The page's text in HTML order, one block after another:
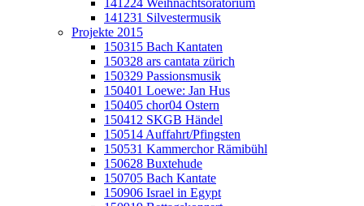
141224 Weihnachtsoratorium
141231 Silvestermusik
Projekte 2015
150315 Bach Kantaten
150328 ars cantata zürich
150329 Passionsmusik
150401 Loewe: Jan Hus
150405 chor04 Ostern
150412 SKGB Händel
150514 Auffahrt/Pfingsten
150531 Kammerchor Rämibühl
150628 Buxtehude
150705 Bach Kantate
150906 Israel in Egypt